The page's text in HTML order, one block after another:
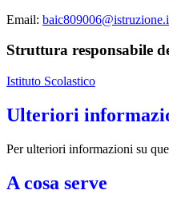
Email:
Struttura responsabile
Istituto Scolastico
Ulteriori
Per ulteriori informazioni su
A cosa serve